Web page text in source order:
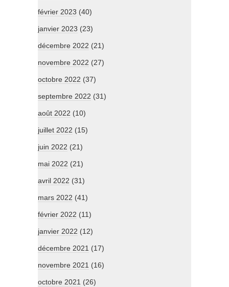
février 2023 (40)
janvier 2023 (23)
décembre 2022 (21)
novembre 2022 (27)
octobre 2022 (37)
septembre 2022 (31)
août 2022 (10)
juillet 2022 (15)
juin 2022 (21)
mai 2022 (21)
avril 2022 (31)
mars 2022 (41)
février 2022 (11)
janvier 2022 (12)
décembre 2021 (17)
novembre 2021 (16)
octobre 2021 (26)